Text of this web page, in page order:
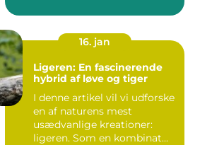
16. jan
Ligeren: En fascinerende
hybrid af løve og tiger
I denne artikel vil vi udforske
en af naturens mest
usædvanlige kreationer:
ligeren. Som en kombinat...